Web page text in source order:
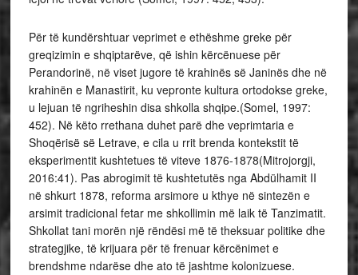
Për të kundërshtuar veprimet e ethëshme greke për
greqizimin e shqiptarëve, që ishin kërcënuese për
Perandorinë, në viset jugore të krahinës së Janinës dhe në
krahinën e Manastirit, ku vepronte kultura ortodokse greke,
u lejuan të ngriheshin disa shkolla shqipe.(Somel, 1997:
452). Në këto rrethana duhet parë dhe veprimtaria e
Shoqërisë së Letrave, e cila u rrit brenda kontekstit të
eksperimentit kushtetues të viteve 1876-1878(Mitrojorgji,
2016:41). Pas abrogimit të kushtetutës nga Abdülhamit II
në shkurt 1878, reforma arsimore u kthye në sintezën e
arsimit tradicional fetar me shkollimin më laik të Tanzimatit.
Shkollat tani morën një rëndësi më të theksuar politike dhe
strategjike, të krijuara për të frenuar kërcënimet e
brendshme ndarëse dhe ato të jashtme kolonizuese.